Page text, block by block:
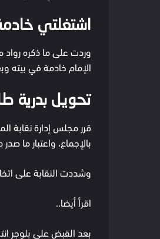
اشتغلتي
وردت على ما ذكره
الإمام خادمة في بيته
تحويل بدرية
قرر مجلس إدارة نقابة
بالإجماع، واعتبار ما صدر
وشددت النقابة على
اقرأ أيضا..
بعد القبض على بلوجر